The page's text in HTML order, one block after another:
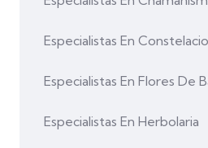
Especialistas En
Especialistas En Flores De
Especialistas En Herbolaria